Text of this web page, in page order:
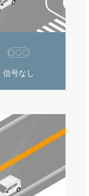
信号なし